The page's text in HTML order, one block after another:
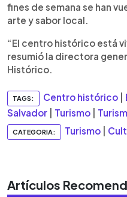
fines de semana se han
arte y sabor local.
“El centro histórico está
resumió la directora
Histórico.
TAGS: Centro histórico
Salvador
Turismo
CATEGORIA: Turismo
Artículos